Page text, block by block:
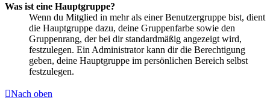
Was ist eine Hauptgruppe?
Wenn du Mitglied in mehr als einer Benutzergruppe bist, dient
die Hauptgruppe dazu, deine Gruppenfarbe sowie den
Gruppenrang, der bei dir standardmäßig angezeigt wird,
festzulegen. Ein Administrator kann dir die Berechtigung
geben, deine Hauptgruppe im persönlichen Bereich selbst
festzulegen.
Nach oben